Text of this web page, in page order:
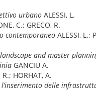
urbano ALESSI, L.
C.; GRECO, R.
contemporaneo ALESSI, L.;
and master
GANCIU A.
R.; HORHAT, A.
delle